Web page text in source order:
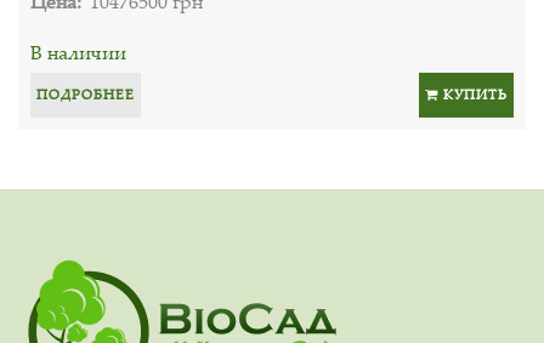
В наличии
ПОДРОБНЕЕ КУПИТЬ